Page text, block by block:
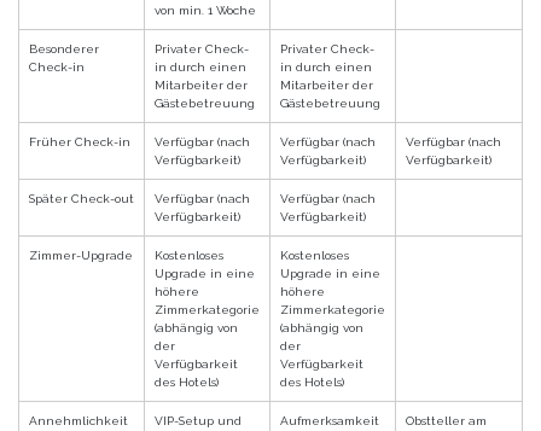
von min. 1 Woche
Besonderer
Check-in
Privater Check-
in durch einen
Mitarbeiter der
Gästebetreuung
Privater Check-
in durch einen
Mitarbeiter der
Gästebetreuung
Früher Check-in
Verfügbar (nach
Verfügbarkeit)
Verfügbar (nach
Verfügbarkeit)
Verfügbar (nach
Verfügbarkeit)
Später Check-out
Verfügbar (nach
Verfügbarkeit)
Verfügbar (nach
Verfügbarkeit)
Zimmer-Upgrade
Kostenloses
Upgrade in eine
höhere
Zimmerkategorie
(abhängig von
der
Verfügbarkeit
des Hotels)
Kostenloses
Upgrade in eine
höhere
Zimmerkategorie
(abhängig von
der
Verfügbarkeit
des Hotels)
Annehmlichkeit
VIP-Setup und
Aufmerksamkeit
Obstteller am